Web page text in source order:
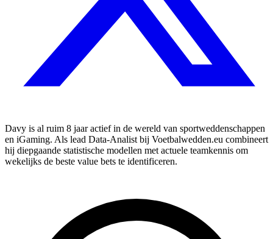
Davy is al ruim 8 jaar actief in de wereld van sportweddenschappen
en iGaming. Als lead Data-Analist bij Voetbalwedden.eu combineert
hij diepgaande statistische modellen met actuele teamkennis om
wekelijks de beste value bets te identificeren.